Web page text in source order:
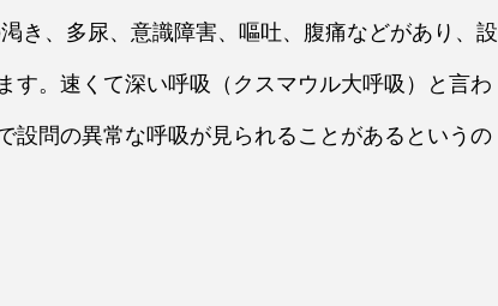
き、多尿、意識障害、嘔吐、腹痛などがあり、設
す。速くて深い呼吸（クスマウル大呼吸）と言わ
設問の異常な呼吸が見られることがあるというの